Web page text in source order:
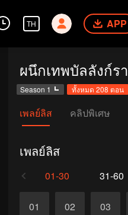
TH APP
ผนึกเทพบัลลังก์ร
Season 1 ทั้งหมด 208 ตอน
เพลย์ลิส คลิปพิเศษ
เพลย์ลิส
01-30 31-60
01 02 03